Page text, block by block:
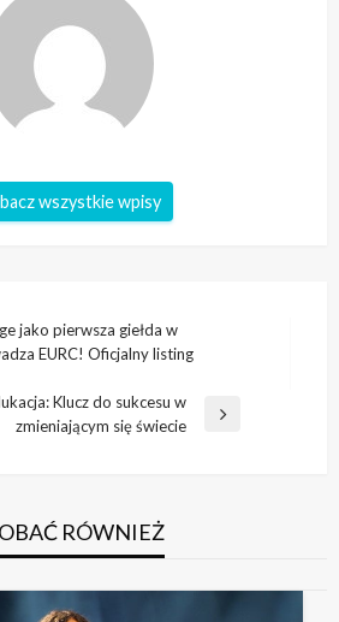
wszystkie wpisy
jako pierwsza giełda w
EURC! Oficjalny listing
Klucz do sukcesu w
zmieniającym się świecie
RÓWNIEŻ